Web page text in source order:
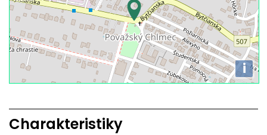
i
Charakteristiky